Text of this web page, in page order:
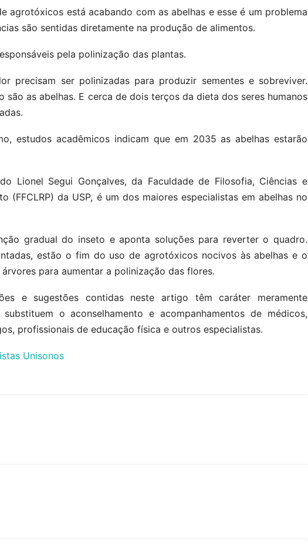
agrotóxicos está acabando com as abelhas e esse é um problema
são sentidas diretamente na produção de alimentos.
pela polinização das plantas.
precisam ser polinizadas para produzir sementes e sobreviver.
são as abelhas. E cerca de dois terços da dieta dos seres humanos
estudos acadêmicos indicam que em 2035 as abelhas estarão
Lionel Segui Gonçalves, da Faculdade de Filosofia, Ciências e
(FFCLRP) da USP, é um dos maiores especialistas em abelhas no
gradual do inseto e aponta soluções para reverter o quadro.
estão o fim do uso de agrotóxicos nocivos às abelhas e o
para aumentar a polinização das flores.
e sugestões contidas neste artigo têm caráter meramente
o aconselhamento e acompanhamentos de médicos,
profissionais de educação física e outros especialistas.
Unisonos